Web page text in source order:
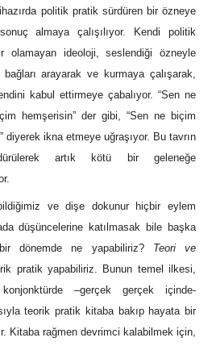
politik pratik sürdüren bir özneye
almaya çalışılıyor. Kendi politik
olamayan ideoloji, seslendiği özneyle
bağları arayarak ve kurmaya çalışarak,
kabul ettirmeye çabalıyor. “Sen ne
hemşerisin” der gibi, “Sen ne biçim
ikna etmeye uğraşıyor. Bu tavrın
artık kötü bir geleneğe
ve dişe dokunur hiçbir eylem
düşüncelerine katılmasak bile başka
dönemde ne yapabiliriz? Teori ve
pratik yapabiliriz. Bunun temel ilkesi,
–gerçek gerçek içinde-
teorik pratik kitaba bakıp hayata bir
Kitaba rağmen devrimci kalabilmek için,